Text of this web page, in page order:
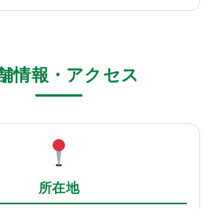
情報・アクセス
所在地